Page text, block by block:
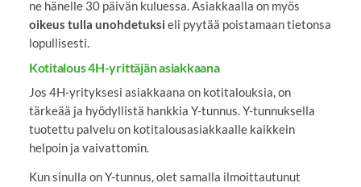
ne hänelle 30 päivän kuluessa. Asiakkaalla on myös
oikeus tulla unohdetuksi eli pyytää poistamaan tietonsa
lopullisesti.
Kotitalous 4H-yrittäjän asiakkaana
Jos 4H-yrityksesi asiakkaana on kotitalouksia, on
tärkeää ja hyödyllistä hankkia Y-tunnus. Y-tunnuksella
tuotettu palvelu on kotitalousasiakkaalle kaikkein
helpoin ja vaivattomin.
Kun sinulla on Y-tunnus, olet samalla ilmoittautunut